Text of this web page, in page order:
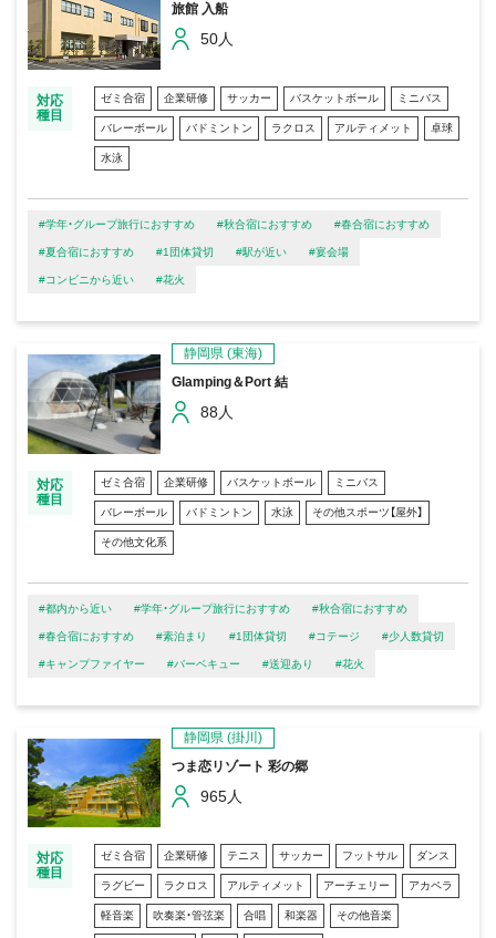
旅館 入船
50人
対応
種目
ゼミ合宿 企業研修 サッカー バスケットボール ミニバス
バレーボール バドミントン ラクロス アルティメット 卓球
水泳
#学年・グループ旅行におすすめ #秋合宿におすすめ #春合宿におすすめ
#夏合宿におすすめ #1団体貸切 #駅が近い #宴会場
#コンビニから近い #花火
静岡県 (東海)
Glamping＆Port 結
88人
対応
種目
ゼミ合宿 企業研修 バスケットボール ミニバス
バレーボール バドミントン 水泳 その他スポーツ【屋外】
その他文化系
#都内から近い #学年・グループ旅行におすすめ #秋合宿におすすめ
#春合宿におすすめ #素泊まり #1団体貸切 #コテージ #少人数貸切
#キャンプファイヤー #バーベキュー #送迎あり #花火
静岡県 (掛川)
つま恋リゾート 彩の郷
965人
対応
種目
ゼミ合宿 企業研修 テニス サッカー フットサル ダンス
ラグビー ラクロス アルティメット アーチェリー アカペラ
軽音楽 吹奏楽・管弦楽 合唱 和楽器 その他音楽